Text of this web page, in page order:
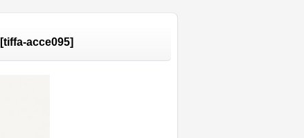
[tiffa-acce095]